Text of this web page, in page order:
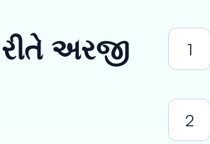
અરજી
1
2